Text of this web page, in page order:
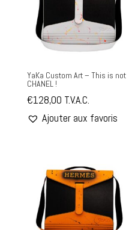
YaKa Custom Art – This is not
CHANEL !
€128,00 T.V.A.C.
Ajouter aux favoris